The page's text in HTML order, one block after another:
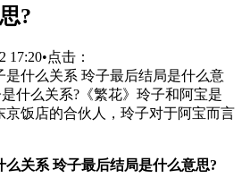
?
17:20•点击：
是什么关系 玲子最后结局是什么意
什么关系?《繁花》玲子和阿宝是
京饭店的合伙人，玲子对于阿宝而言
么关系 玲子最后结局是什么意思?